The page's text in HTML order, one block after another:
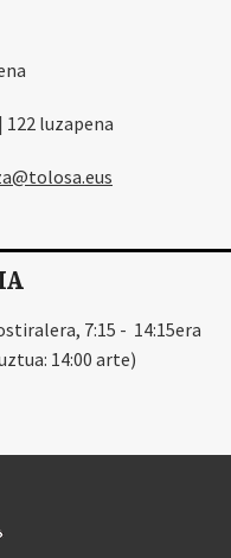
122 luzapena
7:15 - 14:15era
14:00 arte)